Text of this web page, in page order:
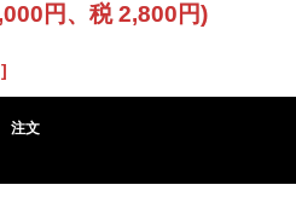
円、税 2,800円)
注文